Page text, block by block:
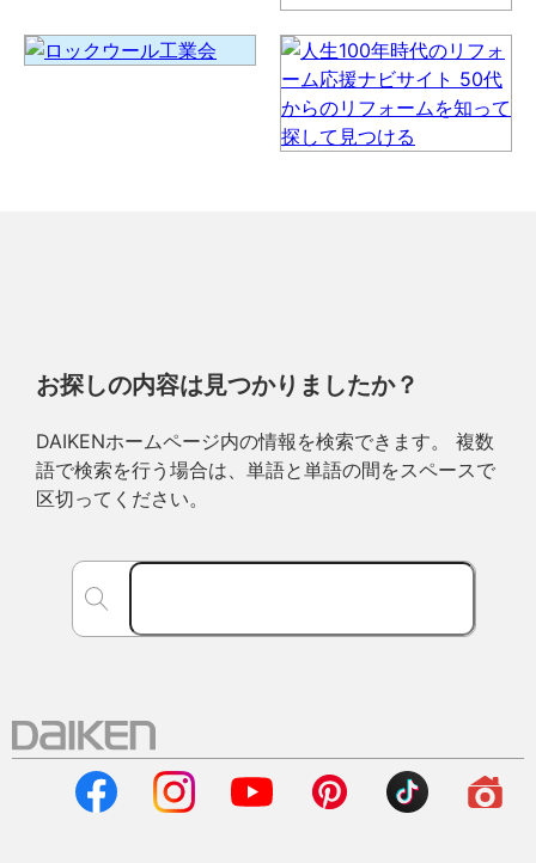
お探しの内容は見つかりましたか？
DAIKENホームページ内の情報を検索できます。 複数
語で検索を行う場合は、単語と単語の間をスペースで
区切ってください。